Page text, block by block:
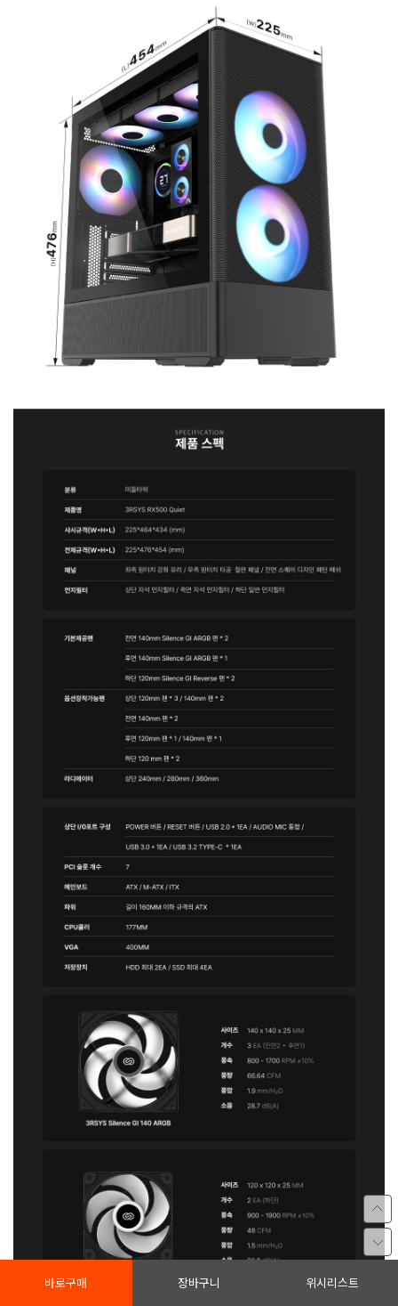
바로구매 장바구니 위시리스트